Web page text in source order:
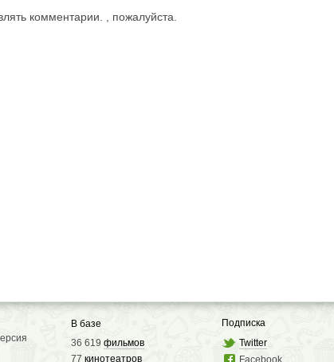
комментарии. , пожалуйста.
В базе
36 619фильмов
77кинотеатров
Подписка
Twitter
Facebook